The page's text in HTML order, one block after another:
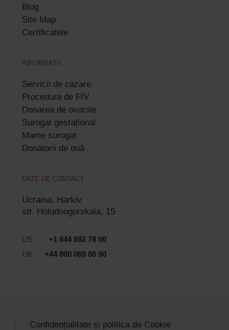
Blog
Site Map
Certificatele
INFORMAȚII
Servicii de cazare
Procedura de FIV
Donarea de ovocite
Surogat gestațional
Mame surogat
Donatorii de ouă
DATE DE CONTACT
Ucraina, Harkiv
str. Holodnogorskaia, 15
US
+1 844 892 78 00
UK
+44 800 069 86 90
Confidențialitate și politica de Cookie